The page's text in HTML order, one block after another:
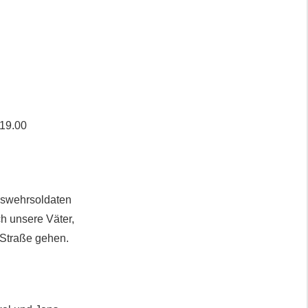
unsere Väter,
gehen.